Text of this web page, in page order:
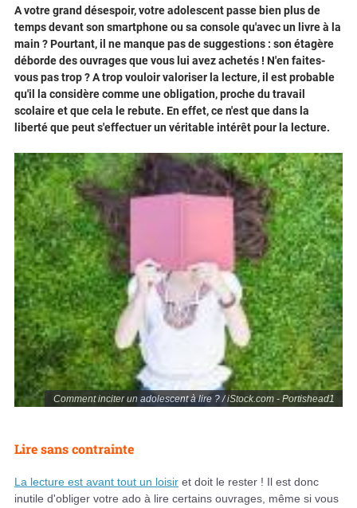
Comment inciter un adolescent à lire ? / iStock.com - Portishead1
A votre grand désespoir, votre adolescent passe bien plus de
temps devant son smartphone ou sa console qu'avec un livre à la
main ? Pourtant, il ne manque pas de suggestions : son étagère
déborde des ouvrages que vous lui avez achetés ! N'en faites-
vous pas trop ? A trop vouloir valoriser la lecture, il est probable
qu'il la considère comme une obligation, proche du travail
scolaire et que cela le rebute. En effet, ce n'est que dans la
liberté que peut s'effectuer un véritable intérêt pour la lecture.
Lire sans contrainte
La lecture est avant tout un loisir et doit le rester ! Il est donc
inutile d'obliger votre ado à lire certains ouvrages, même si vous